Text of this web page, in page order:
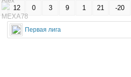
12 0 3 9 1 21 -20
Первая лига